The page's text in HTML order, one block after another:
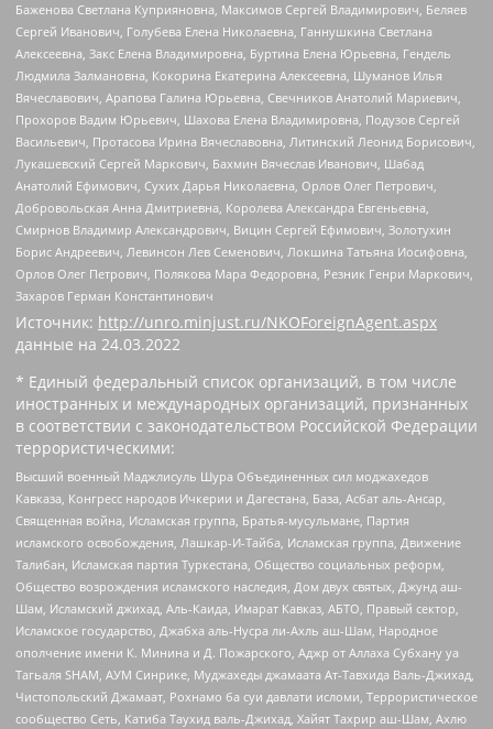
Баженова Светлана Куприяновна, Максимов Сергей Владимирович, Беляев
Сергей Иванович, Голубева Елена Николаевна, Ганнушкина Светлана
Алексеевна, Закс Елена Владимировна, Буртина Елена Юрьевна, Гендель
Людмила Залмановна, Кокорина Екатерина Алексеевна, Шуманов Илья
Вячеславович, Арапова Галина Юрьевна, Свечников Анатолий Мариевич,
Прохоров Вадим Юрьевич, Шахова Елена Владимировна, Подузов Сергей
Васильевич, Протасова Ирина Вячеславовна, Литинский Леонид Борисович,
Лукашевский Сергей Маркович, Бахмин Вячеслав Иванович, Шабад
Анатолий Ефимович, Сухих Дарья Николаевна, Орлов Олег Петрович,
Добровольская Анна Дмитриевна, Королева Александра Евгеньевна,
Смирнов Владимир Александрович, Вицин Сергей Ефимович, Золотухин
Борис Андреевич, Левинсон Лев Семенович, Локшина Татьяна Иосифовна,
Орлов Олег Петрович, Полякова Мара Федоровна, Резник Генри Маркович,
Захаров Герман Константинович
Источник: http://unro.minjust.ru/NKOForeignAgent.aspx
данные на 24.03.2022
* Единый федеральный список организаций, в том числе
иностранных и международных организаций, признанных
в соответствии с законодательством Российской Федерации
террористическими:
Высший военный Маджлисуль Шура Объединенных сил моджахедов
Кавказа, Конгресс народов Ичкерии и Дагестана, База, Асбат аль-Ансар,
Священная война, Исламская группа, Братья-мусульмане, Партия
исламского освобождения, Лашкар-И-Тайба, Исламская группа, Движение
Талибан, Исламская партия Туркестана, Общество социальных реформ,
Общество возрождения исламского наследия, Дом двух святых, Джунд аш-
Шам, Исламский джихад, Аль-Каида, Имарат Кавказ, АБТО, Правый сектор,
Исламское государство, Джабха аль-Нусра ли-Ахль аш-Шам, Народное
ополчение имени К. Минина и Д. Пожарского, Аджр от Аллаха Субхану уа
Тагьаля SHAM, АУМ Синрике, Муджахеды джамаата Ат-Тавхида Валь-Джихад,
Чистопольский Джамаат, Рохнамо ба суи давлати исломи, Террористическое
сообщество Сеть, Катиба Таухид валь-Джихад, Хайят Тахрир аш-Шам, Ахлю